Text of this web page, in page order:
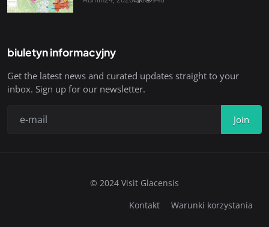
biuletyn informacyjny
Get the latest news and curated updates straight to your
inbox. Sign up for our newsletter.
Join
© 2024 Visit Glacensis
Kontakt
Warunki korzystania